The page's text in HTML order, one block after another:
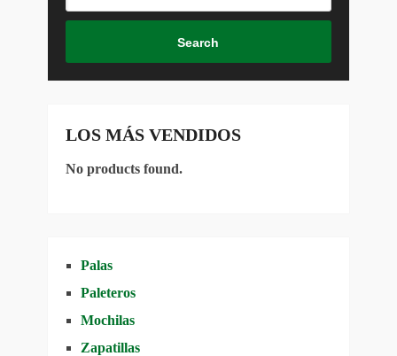
Search
LOS MÁS VENDIDOS
No products found.
Palas
Paleteros
Mochilas
Zapatillas